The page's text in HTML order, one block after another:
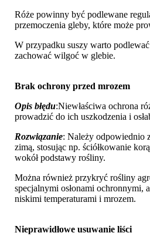
Róże powinny być podlewane
przemoczenia gleby, które może
W przypadku suszy warto
zachować wilgoć w glebie.
Brak ochrony przed mrozem
Opis błędu:Niewłaściwa ochrona
prowadzić do ich uszkodzenia i
Rozwiązanie: Należy odpowiednio
zimą, stosując np. ściółkowanie
wokół podstawy rośliny.
Można również przykryć rośliny
specjalnymi osłonami ochronnymi,
niskimi temperaturami i mrozem.
Nieprawidłowe usuwanie liści